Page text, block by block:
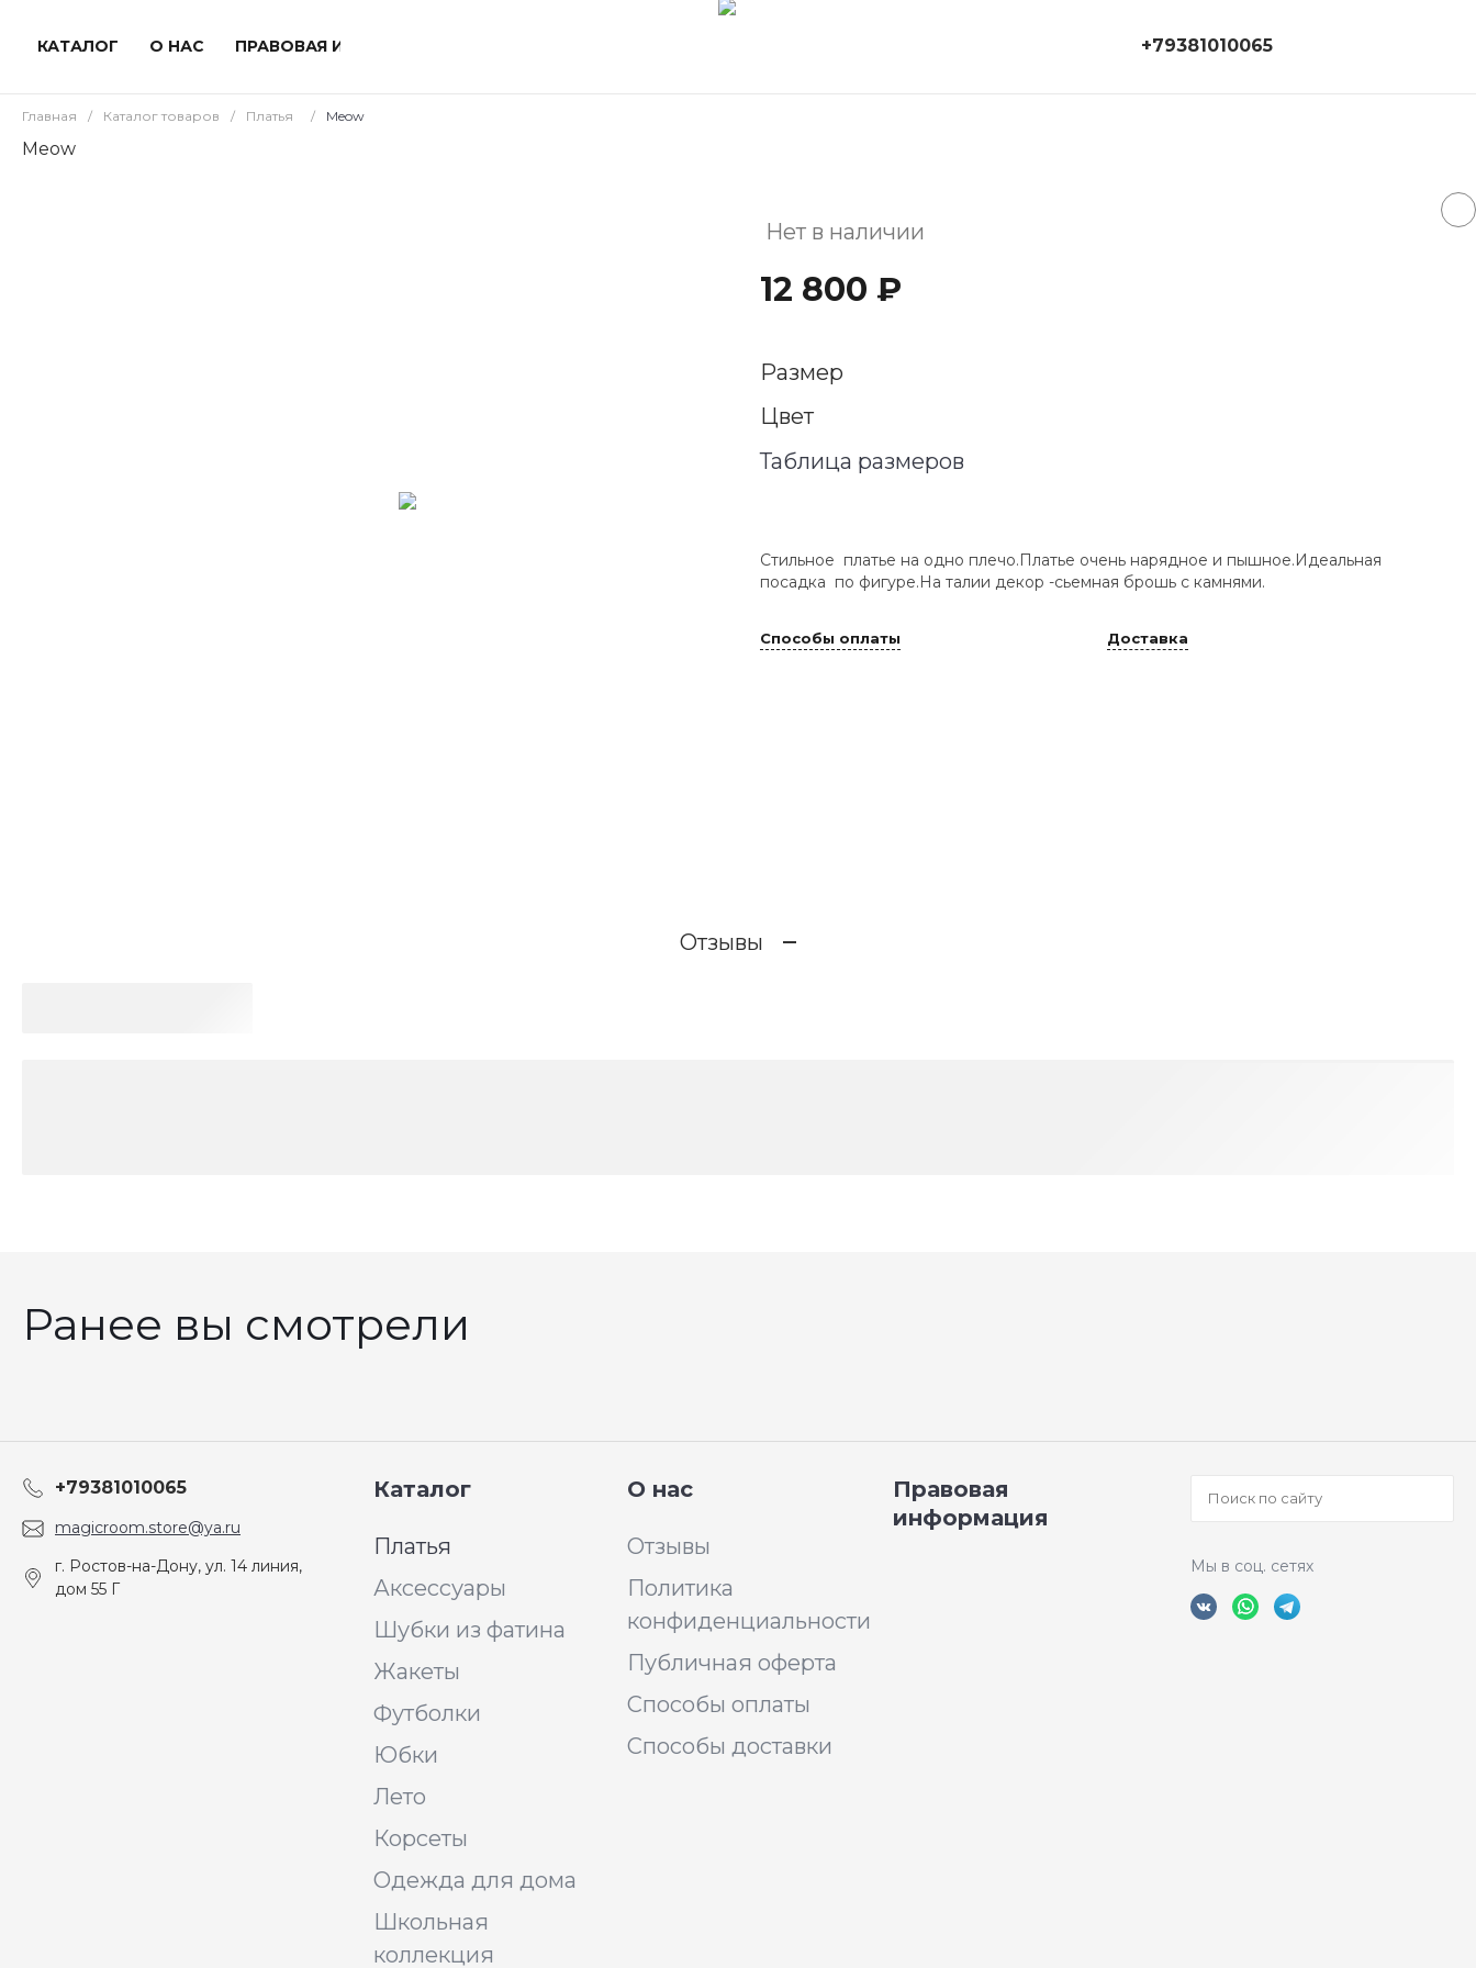
КАТАЛОГ О НАС ПРАВОВАЯ ИНФОРМАЦИЯ +79381010065
Главная / Каталог товаров / Платья / Meow
Meow
Нет в наличии
12 800 ₽
Размер
Цвет
Таблица размеров
Стильное платье на одно плечо.Платье очень нарядное и пышное.Идеальная
посадка по фигуре.На талии декор -сьемная брошь с камнями.
Способы оплаты Доставка
Отзывы
Ранее вы смотрели
+79381010065
magicroom.store@ya.ru
г. Ростов-на-Дону, ул. 14 линия,
дом 55 Г
Каталог
Платья
Аксессуары
Шубки из фатина
Жакеты
Футболки
Юбки
Лето
Корсеты
Одежда для дома
Школьная
коллекция
О нас
Отзывы
Политика
конфиденциальности
Публичная оферта
Способы оплаты
Способы доставки
Правовая
информация
Мы в соц. сетях